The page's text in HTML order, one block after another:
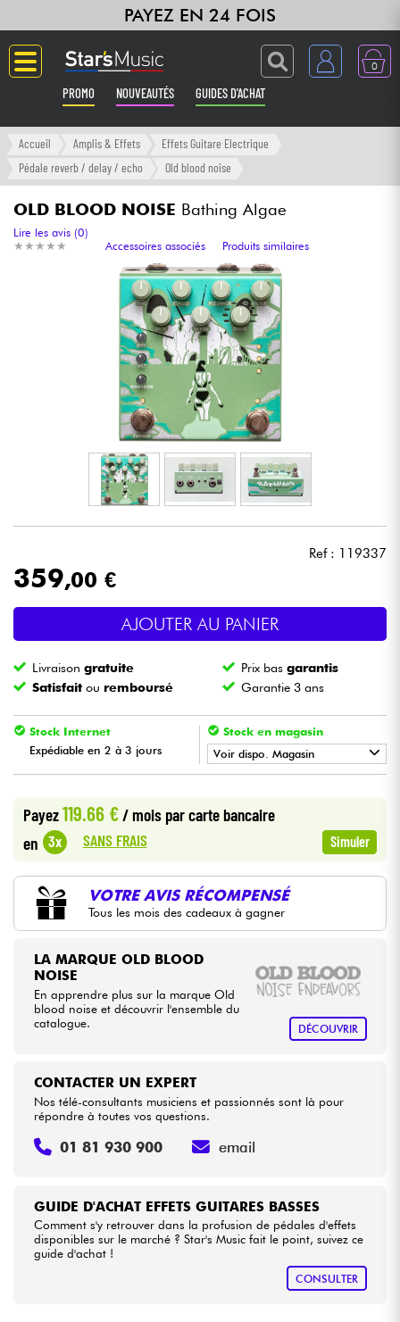
PAYEZ EN 24 FOIS
0
PROMO NOUVEAUTÉS GUIDES D'ACHAT
Langue
Amplis & Effets
Claviers & Pianos
Synthés & Sampleurs
Home Studio
Micros & HF
Eclairage
Violons & Quatuor
Câbles & Access.
Accueil Amplis & Effets
Effets Guitare Electrique
Pédale reverb / delay / echo
Old blood noise
OLD BLOOD NOISE Bathing Algae
★ ★ ★ ★ ★
★ ★ ★ ★ ★
Lire les avis (0)
Accessoires associés
Produits similaires
Ref : 119337
359,00 €
AJOUTER AU PANIER
Livraisongratuite Prix basgarantis
Satisfait ou remboursé Garantie 3 ans
Stock Internet
Expédiable en 2 à 3 jours
Stock en magasin
Voir dispo. Magasin
• BORDEAUX
Payez119.66 €/ mois par carte bancaire
en 3x SANS FRAIS Simuler
VOTRE AVIS RÉCOMPENSÉ
Tous les mois des cadeaux à gagner
LA MARQUE OLD BLOOD
NOISE
En apprendre plus sur la marque Old
blood noise et découvrir l'ensemble du
catalogue.
DÉCOUVRIR
GUIDE D'ACHAT EFFETS GUITARES BASSES
Comment s'y retrouver dans la profusion de pédales d'effets
disponibles sur le marché ? Star's Music fait le point, suivez ce
guide d'achat !
CONSULTER
CONTACTER UN EXPERT
Nos télé-consultants musiciens et passionnés sont là pour
répondre à toutes vos questions.
01 81 930 900 email